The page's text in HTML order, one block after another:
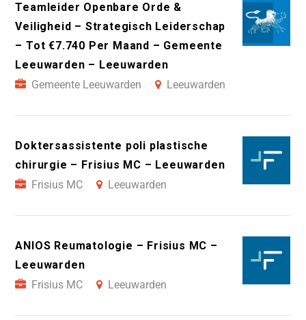
Teamleider Openbare Orde &
Veiligheid – Strategisch Leiderschap
– Tot €7.740 Per Maand – Gemeente
Leeuwarden – Leeuwarden
Gemeente Leeuwarden
Leeuwarden
Doktersassistente poli plastische
chirurgie – Frisius MC – Leeuwarden
Frisius MC
Leeuwarden
ANIOS Reumatologie – Frisius MC –
Leeuwarden
Frisius MC
Leeuwarden